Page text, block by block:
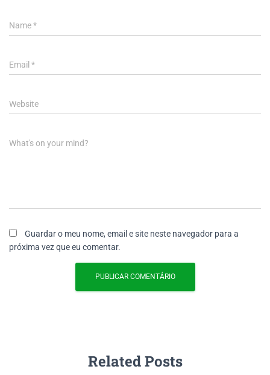
Name*
Email *
Website
What's on your mind?
Guardar o meu nome, email e site neste navegador para a
próxima vez que eu comentar.
Related Posts